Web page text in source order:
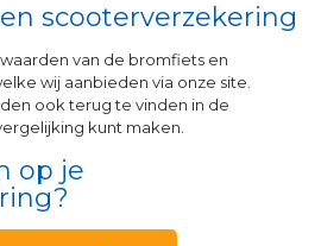
scooterverzekering
van de bromfiets en
wij aanbieden via onze site.
ook terug te vinden in de
kunt maken.
op je